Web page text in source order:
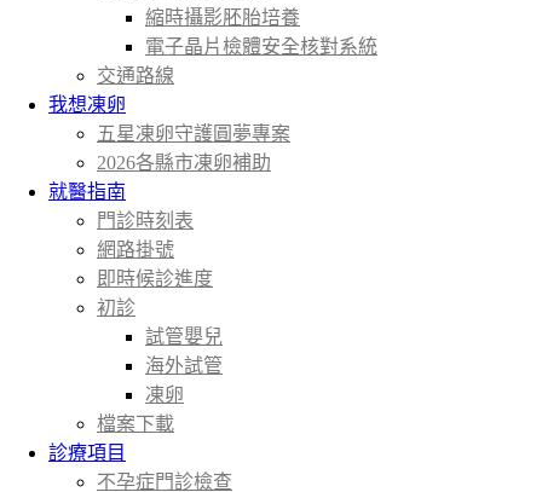
縮時攝影胚胎培養
電子晶片檢體安全核對系統
交通路線
我想凍卵
五星凍卵守護圓夢專案
2026各縣市凍卵補助
就醫指南
門診時刻表
網路掛號
即時候診進度
初診
試管嬰兒
海外試管
凍卵
檔案下載
診療項目
不孕症門診檢查